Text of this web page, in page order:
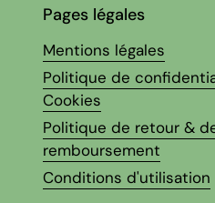
Pages légales
Mentions légales
Politique de
Cookies
Politique de retour &
remboursement
Conditions d'utilisation